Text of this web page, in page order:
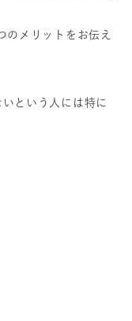
のメリットをお伝え
という人には特に